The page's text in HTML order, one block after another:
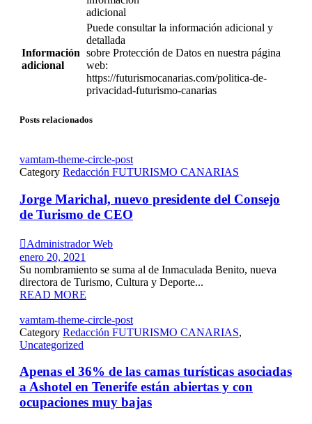
adicional
Información
adicional
Puede consultar la información adicional y
detallada
sobre Protección de Datos en nuestra página
web:
https://futurismocanarias.com/politica-de-
privacidad-futurismo-canarias
Posts relacionados
vamtam-theme-circle-post
Category Redacción FUTURISMO CANARIAS
Jorge Marichal, nuevo presidente del Consejo
de Turismo de CEO
Administrador Web
enero 20, 2021
Su nombramiento se suma al de Inmaculada Benito, nueva
directora de Turismo, Cultura y Deporte...
READ MORE
vamtam-theme-circle-post
Category Redacción FUTURISMO CANARIAS,
Uncategorized
Apenas el 36% de las camas turísticas asociadas
a Ashotel en Tenerife están abiertas y con
ocupaciones muy bajas